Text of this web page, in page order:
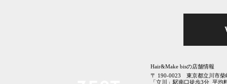
Hair&Make bisの店舗情報
〒 190-0023 東京都立川市柴
「立川」駅南口徒歩3分 平均